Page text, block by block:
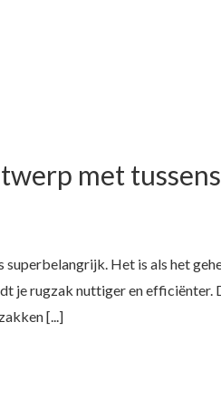
met
Het is als het
je rugzak nuttiger en efficiënter.
[...]